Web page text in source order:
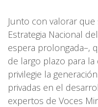
Junto con valorar
Estrategia Nacional
espera prolongada–,
de largo plazo para
privilegie la
privadas en el
expertos de Voces